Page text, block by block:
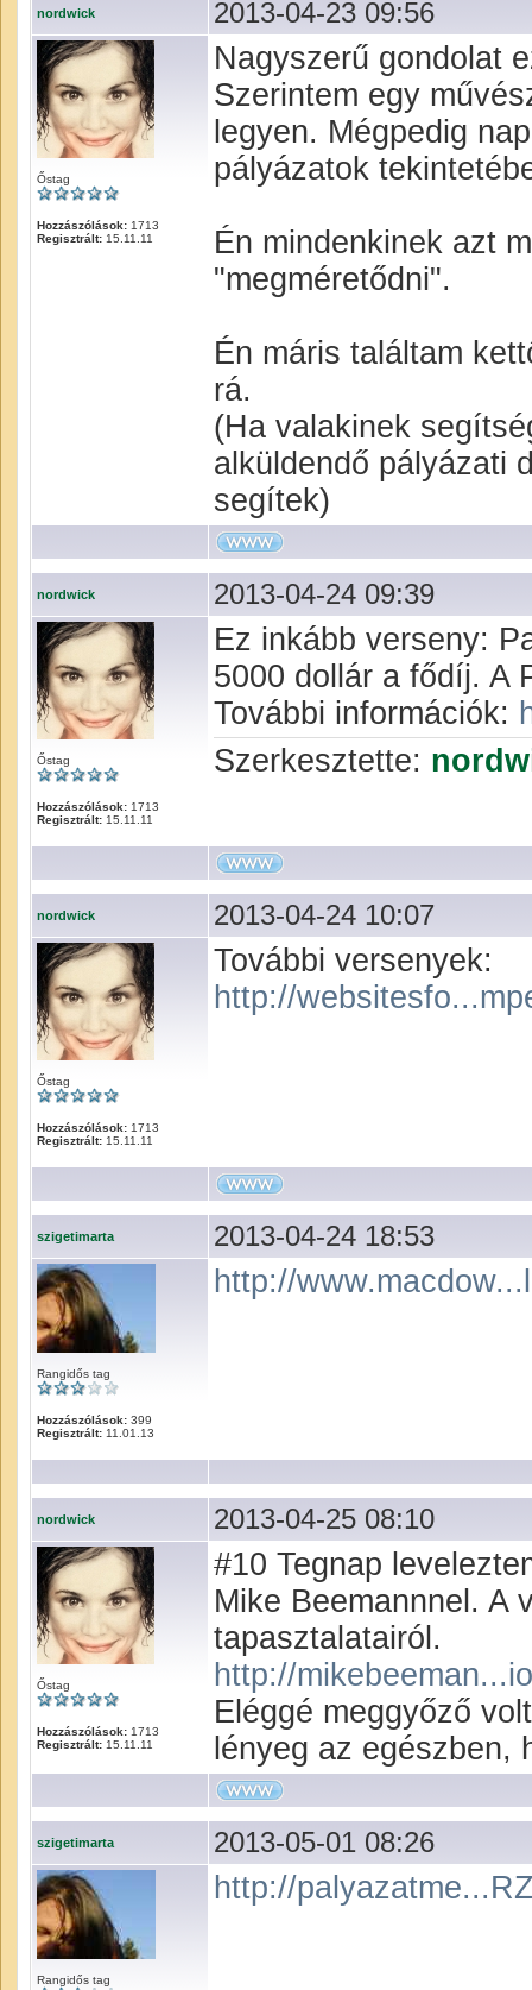
nordwick 2013-04-23 09:56
Őstag
Hozzászólások: 1713
Regisztrált: 15.11.11
Nagyszerű gondolat
Szerintem egy
legyen. Mégpedig
pályázatok
Én mindenkinek azt
"megméretődni".
Én máris találtam
rá.
(Ha valakinek
alküldendő pályázati
segítek)
nordwick 2013-04-24 09:39
Őstag
Hozzászólások: 1713
Regisztrált: 15.11.11
Ez inkább verseny:
5000 dollár a fődíj. A
További információk:
Szerkesztette:
nordwick 2013-04-24 10:07
Őstag
Hozzászólások: 1713
Regisztrált: 15.11.11
További versenyek:
http://
szigetimarta 2013-04-24 18:53
Rangidős tag
Hozzászólások: 399
Regisztrált: 11.01.13
http://
nordwick 2013-04-25 08:10
Őstag
Hozzászólások: 1713
Regisztrált: 15.11.11
#10 Tegnap
Mike Beemannnel. A
tapasztalatairól.
http://
Eléggé meggyőző
lényeg az
szigetimarta 2013-05-01 08:26
Rangidős tag
http://